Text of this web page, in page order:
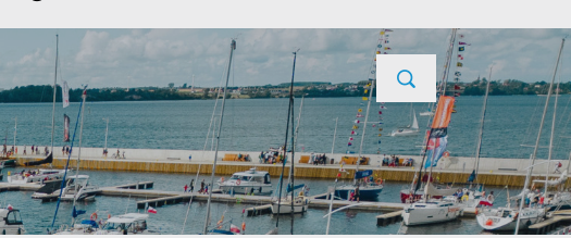
INWESTYCJE PROJEKTY UNIJNE KONTAKT
POPRZEDNI NASTĘPNY